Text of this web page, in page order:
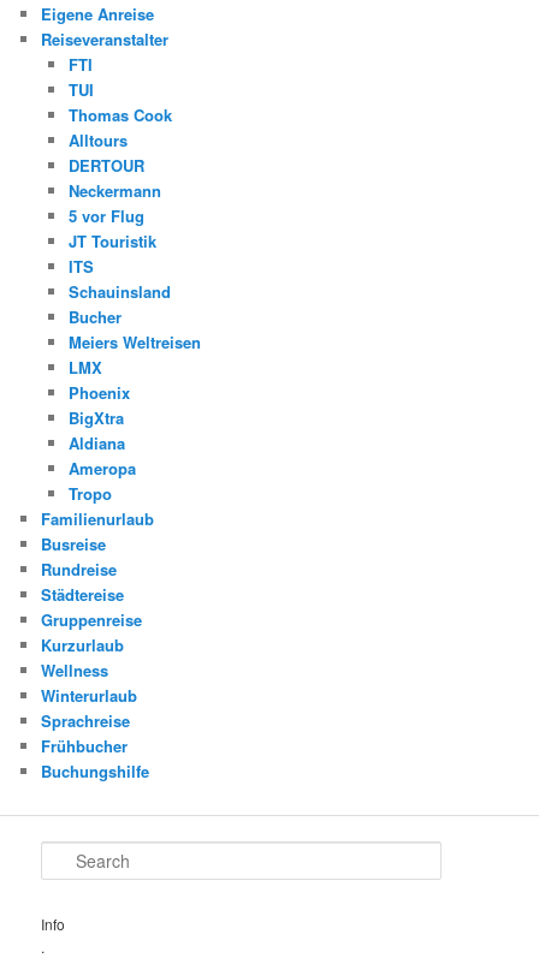
Eigene Anreise
Reiseveranstalter
FTI
TUI
Thomas Cook
Alltours
DERTOUR
Neckermann
5 vor Flug
JT Touristik
ITS
Schauinsland
Bucher
Meiers Weltreisen
LMX
Phoenix
BigXtra
Aldiana
Ameropa
Tropo
Familienurlaub
Busreise
Rundreise
Städtereise
Gruppenreise
Kurzurlaub
Wellness
Winterurlaub
Sprachreise
Frühbucher
Buchungshilfe
Search
Info
.